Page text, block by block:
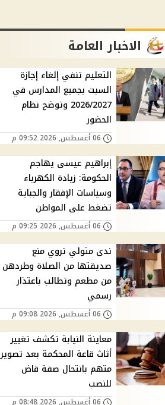
الاخبار العامة
التعليم تنفي إلغاء إجازة
السبت بجميع المدارس في
2026/2027 وتوضح نظام
الحضور
06 أغسطس, 2026 09:52 م
إبراهيم عيسى يهاجم
الحكومة: زيادة الكهرباء
وسياسات الإفقار والجباية
تضغط على المواطن
06 أغسطس, 2026 09:25 م
ندى متولي تروي منع
صديقتها من الصلاة وطردهن
من مطعم وتطالب باعتذار
رسمي
06 أغسطس, 2026 09:08 م
معاينة النيابة تكشف تغيير
أثاث قاعة المحكمة بعد تصوير
متهم بانتحال صفة قاض
للنصب
06 أغسطس, 2026 08:48 م